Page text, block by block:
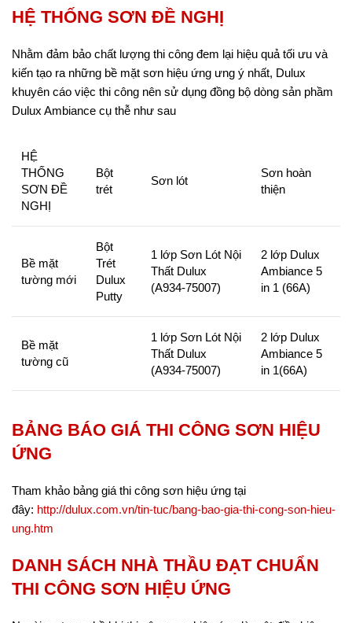
HỆ THỐNG SƠN ĐỀ NGHỊ
Nhằm đảm bảo chất lượng thi công đem lại hiệu quả tối ưu và
kiến tạo ra những bề mặt sơn hiệu ứng ưng ý nhất, Dulux
khuyên cáo việc thi công nên sử dụng đồng bộ dòng sản phầm
Dulux Ambiance cụ thễ như sau
HỆ
THỐNG
SƠN ĐỀ
NGHỊ
Bột
trét
Sơn lót
Sơn hoàn
thiện
Bề mặt
tường mới
Bột
Trét
Dulux
Putty
1 lớp Sơn Lót Nội
Thất Dulux
(A934-75007)
2 lớp Dulux
Ambiance 5
in 1 (66A)
Bề mặt
tường cũ
1 lớp Sơn Lót Nội
Thất Dulux
(A934-75007)
2 lớp Dulux
Ambiance 5
in 1(66A)
BẢNG BÁO GIÁ THI CÔNG SƠN HIỆU
ỨNG
Tham khảo bảng giá thi công sơn hiệu ứng tại
đây: http://dulux.com.vn/tin-tuc/bang-bao-gia-thi-cong-son-hieu-
ung.htm
DANH SÁCH NHÀ THẦU ĐẠT CHUẨN
THI CÔNG SƠN HIỆU ỨNG